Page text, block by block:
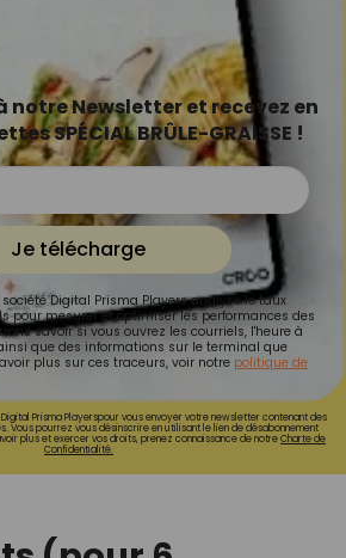
notre Newsletter et recevez en
SPÉCIAL BRÛLE-GRAISSE !
Je télécharge
Digital Prisma Players analyse le taux
pour mesurer et optimiser les performances des
savoir si vous ouvrez les courriels, l'heure à
que des informations sur le terminal que
plus sur ces traceurs, voir notre politique de
Prisma Playerspour vous envoyer votre newsletter contenant des
Vous pourrez vous désinscrire en utilisant le lien de désabonnement
plus et exercer vos droits, prenez connaissance de notreCharte de
Confidentialité.